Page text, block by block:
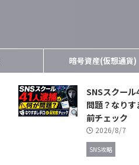
暗号資産(仮想通貨)
SNSスクー
問題？なり
前チェック
2026/8/7
SNS攻略